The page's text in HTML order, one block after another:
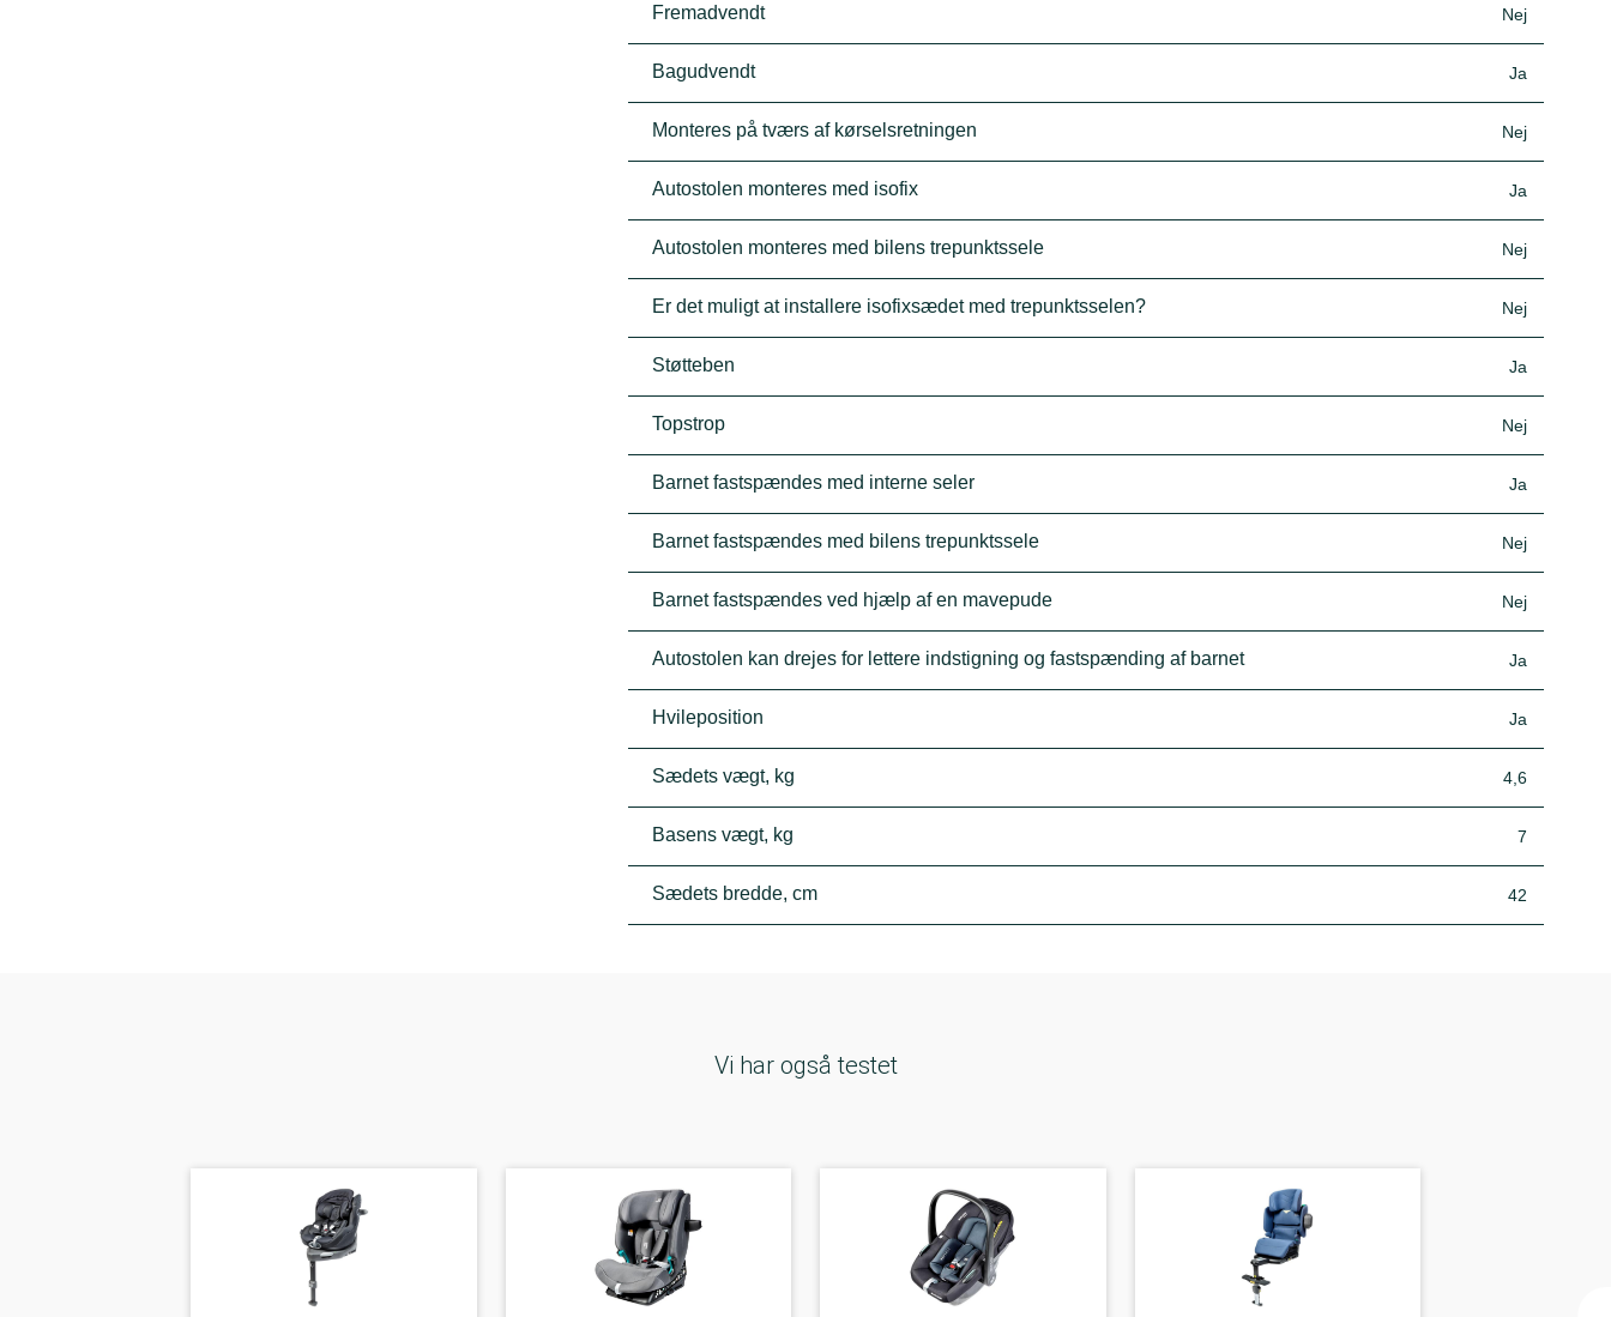
Fremadvendt Nej
Bagudvendt Ja
Monteres på tværs af kørselsretningen Nej
Autostolen monteres med isofix Ja
Autostolen monteres med bilens trepunktssele Nej
Er det muligt at installere isofixsædet med trepunktsselen? Nej
Støtteben Ja
Topstrop Nej
Barnet fastspændes med interne seler Ja
Barnet fastspændes med bilens trepunktssele Nej
Barnet fastspændes ved hjælp af en mavepude Nej
Autostolen kan drejes for lettere indstigning og fastspænding af barnet Ja
Hvileposition Ja
Sædets vægt, kg 4,6
Basens vægt, kg 7
Sædets bredde, cm 42
Vi har også testet